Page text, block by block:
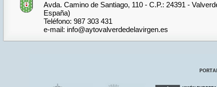
Avda. Camino de Santiago, 110 - C.P.: 24391 -
España)
Teléfono: 987 303 431
e-mail: info@aytovalverdedelavirgen.es